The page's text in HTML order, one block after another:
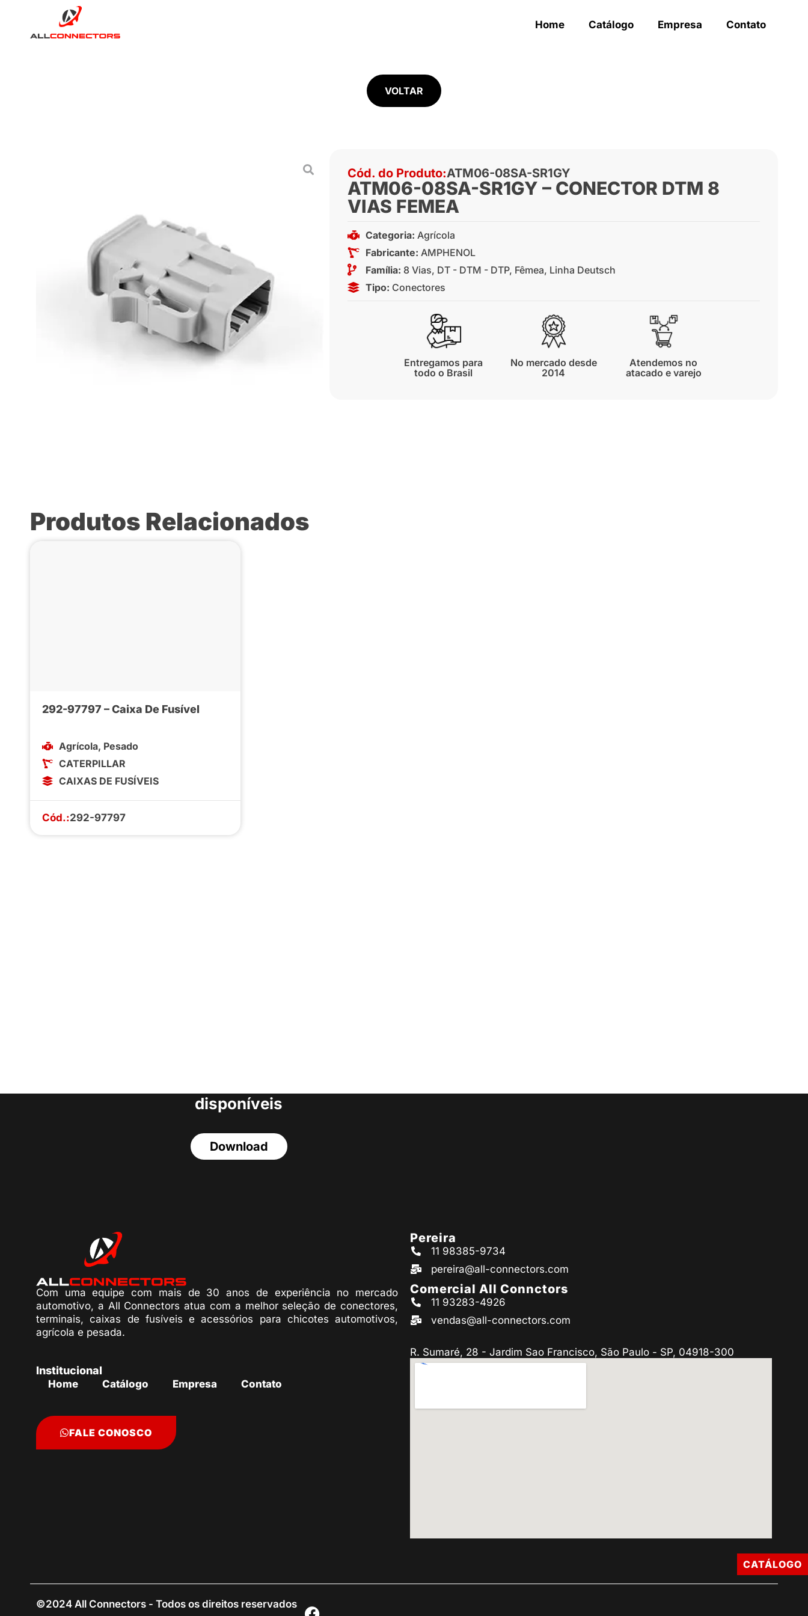
Home Catálogo Empresa Contato
VOLTAR
Cód. do Produto:ATM06-08SA-SR1GY
ATM06-08SA-SR1GY – CONECTOR DTM 8
VIAS FEMEA
Categoria: Agrícola
Fabricante: AMPHENOL
Família: 8 Vias, DT - DTM - DTP, Fêmea, Linha Deutsch
Tipo: Conectores
Entregamos para
todo o Brasil
No mercado desde
2014
Atendemos no
atacado e varejo
Produtos Relacionados
292-97797 – Caixa De Fusível
Agrícola, Pesado
CATERPILLAR
CAIXAS DE FUSÍVEIS
Cód.:292-97797
disponíveis
Download
Com uma equipe com mais de 30 anos de experiência no mercado
automotivo, a All Connectors atua com a melhor seleção de conectores,
terminais, caixas de fusíveis e acessórios para chicotes automotivos,
agrícola e pesada.
Institucional
Home Catálogo Empresa Contato
FALE CONOSCO
Pereira
11 98385-9734
pereira@all-connectors.com
Comercial All Connctors
11 93283-4926
vendas@all-connectors.com
R. Sumaré, 28 - Jardim Sao Francisco, São Paulo - SP, 04918-300
©2024 All Connectors - Todos os direitos reservados
CATÁLOGO